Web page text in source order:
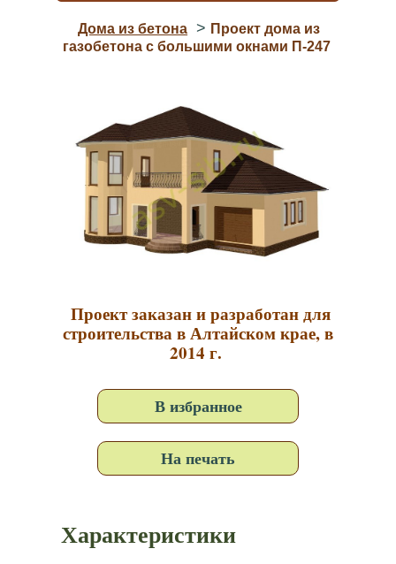
Дома из бетона > Проект дома из
газобетона с большими окнами П-247
Проект заказан и разработан для
строительства в Алтайском крае, в
2014 г.
В избранное
На печать
Характеристики